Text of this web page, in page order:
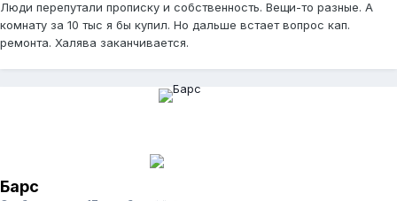
Люди перепутали прописку и собственность. Вещи-то разные. А
комнату за 10 тыс я бы купил. Но дальше встает вопрос кап.
ремонта. Халява заканчивается.
Барс